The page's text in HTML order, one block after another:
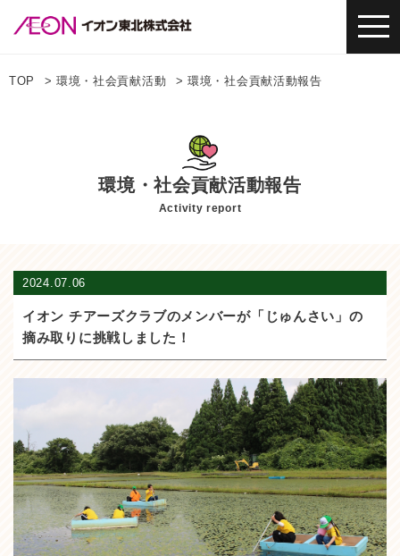
TOP 環境・社会貢献活動 環境・社会貢献活動報告
環境・社会貢献活動報告
Activity report
2024.07.06
イオン チアーズクラブのメンバーが「じゅんさい」の
摘み取りに挑戦しました！